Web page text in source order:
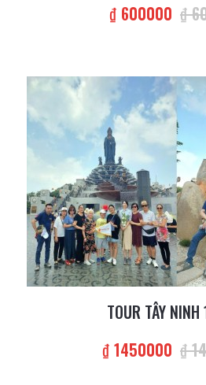
₫ 600000 ₫
TOUR TÂY NINH
₫ 1450000 ₫